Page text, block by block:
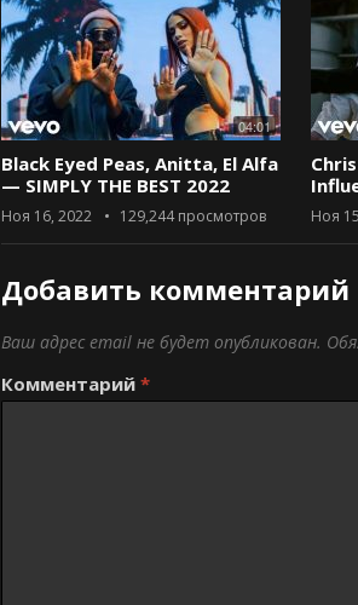
04:01
Black Eyed Peas, Anitta, El Alfa
— SIMPLY THE BEST 2022
Ноя 16, 2022 129,244просмотров Ноя
Добавить комментарий
Ваш адрес email не будет опубликован.
Комментарий *